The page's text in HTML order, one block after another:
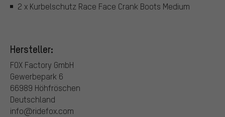
2 x Kurbelschutz Race Face Crank Boots Medium
Hersteller:
FOX Factory GmbH
Gewerbepark 6
66989 Höhfröschen
Deutschland
info@ridefox.com